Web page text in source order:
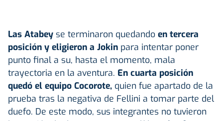
Las Atabey se terminaron quedando en tercera
posición y eligieron a Jokin para intentar poner
punto final a su, hasta el momento, mala
trayectoria en la aventura. En cuarta posición
quedó el equipo Cocorote, quien fue apartado de la
prueba tras la negativa de Fellini a tomar parte del
duefo. De este modo, sus integrantes no tuvieron